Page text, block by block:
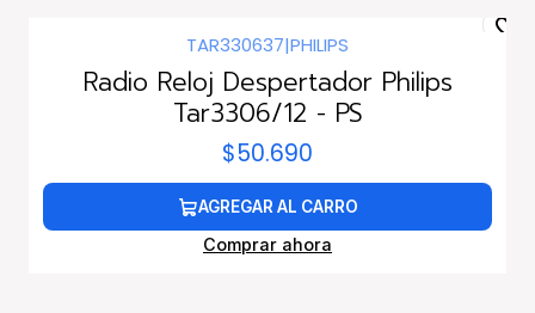
TAR330637|PHILIPS
Radio Reloj Despertador Philips
Tar3306/12 - PS
$50.690
AGREGAR AL CARRO
Comprar ahora